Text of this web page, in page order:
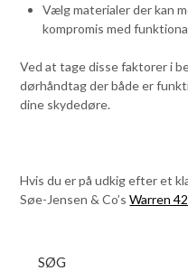
Vælg materialer der kan
kompromis med
Ved at tage disse faktorer i
dørhåndtag der både er
dine skydedøre.
Hvis du er på udkig efter et
Søe-Jensen & Co’sWarren 42
SØG